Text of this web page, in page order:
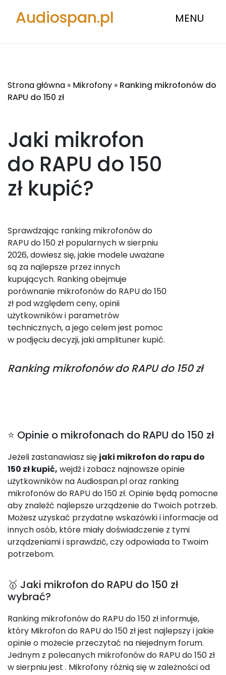
Audiospan.pl MENU
Strona główna » Mikrofony » Ranking mikrofonów do
RAPU do 150 zł
Jaki mikrofon
do RAPU do 150
zł kupić?
Sprawdzając ranking mikrofonów do
RAPU do 150 zł popularnych w sierpniu
2026, dowiesz się, jakie modele uważane
są za najlepsze przez innych
kupujących. Ranking obejmuje
porównanie mikrofonów do RAPU do 150
zł pod względem ceny, opinii
użytkowników i parametrów
technicznych, a jego celem jest pomoc
w podjęciu decyzji, jaki amplituner kupić.
Rankingmikrofonów do RAPU do 150 zł
⭐ Opinie o mikrofonach do RAPU do 150 zł
Jeżeli zastanawiasz się jaki mikrofon do rapu do
150 zł kupić, wejdź i zobacz najnowsze opinie
użytkowników na Audiospan.pl oraz ranking
mikrofonów do RAPU do 150 zł. Opinie będą pomocne
aby znaleźć najlepsze urządzenie do Twoich potrzeb.
Możesz uzyskać przydatne wskazówki i informacje od
innych osób, które miały doświadczenie z tymi
urządzeniami i sprawdzić, czy odpowiada to Twoim
potrzebom.
🥇 Jaki mikrofon do RAPU do 150 zł
wybrać?
Ranking mikrofonów do RAPU do 150 zł informuje,
który Mikrofon do RAPU do 150 zł jest najlepszy i jakie
opinie o możecie przeczytać na niejednym forum.
Jednym z polecanych mikrofonów do RAPU do 150 zł
w sierpniu jest . Mikrofony różnią się w zależności od